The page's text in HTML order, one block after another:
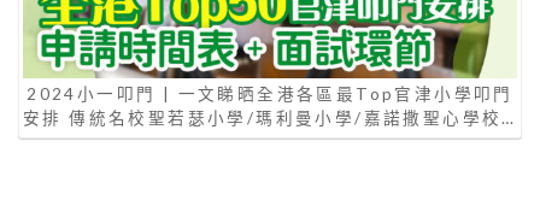
2024小一叩門 | 一文睇晒全港各區最Top官津小學叩門
安排 傳統名校聖若瑟小學/瑪利曼小學/嘉諾撒聖心學校…